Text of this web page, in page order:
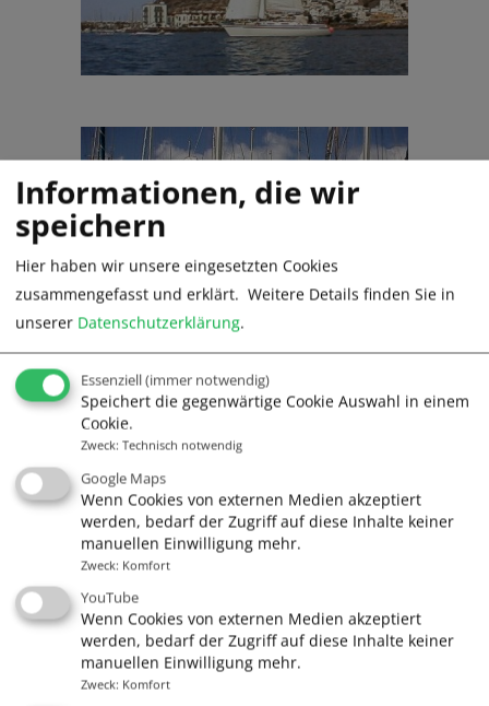
Segelschule Frank Lochte -
Voll auf Kurs
Wir sind Mitglied im Verband Deutscher
Sportbootschulen (VDS) und anerkannte
Ausbildungsstätte des Deutschen Segler Verbandes
(DSV)
Informationen, die wir
speichern
Hier haben wir unsere eingesetzten Cookies
zusammengefasst und erklärt. Weitere Details finden Sie in
unserer Datenschutzerklärung.
Essenziell(immer notwendig)
Speichert die gegenwärtige Cookie Auswahl in einem
Cookie.
Zweck: Technisch notwendig
Google Maps
Wenn Cookies von externen Medien akzeptiert
werden, bedarf der Zugriff auf diese Inhalte keiner
manuellen Einwilligung mehr.
Zweck: Komfort
YouTube
Wenn Cookies von externen Medien akzeptiert
werden, bedarf der Zugriff auf diese Inhalte keiner
manuellen Einwilligung mehr.
Zweck: Komfort